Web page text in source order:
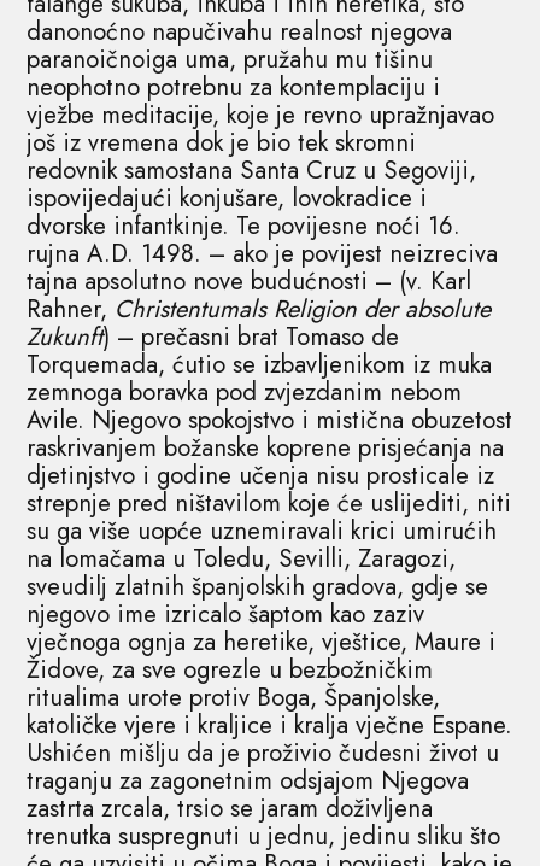
danonoćno napučivahu realnost njegova
paranoičnoiga uma, pružahu mu tišinu
neophotno potrebnu za kontemplaciju i
vježbe meditacije, koje je revno upražnjavao
još iz vremena dok je bio tek skromni
redovnik samostana Santa Cruz u Segoviji,
ispovijedajući konjušare, lovokradice i
dvorske infantkinje. Te povijesne noći 16.
rujna A.D. 1498. – ako je povijest neizreciva
tajna apsolutno nove budućnosti – (v. Karl
Rahner, Christentumals Religion der absolute
Zukunft) – prečasni brat Tomaso de
Torquemada, ćutio se izbavljenikom iz muka
zemnoga boravka pod zvjezdanim nebom
Avile. Njegovo spokojstvo i mistična obuzetost
raskrivanjem božanske koprene prisjećanja na
djetinjstvo i godine učenja nisu prosticale iz
strepnje pred ništavilom koje će uslijediti, niti
su ga više uopće uznemiravali krici umirućih
na lomačama u Toledu, Sevilli, Zaragozi,
sveudilj zlatnih španjolskih gradova, gdje se
njegovo ime izricalo šaptom kao zaziv
vječnoga ognja za heretike, vještice, Maure i
Židove, za sve ogrezle u bezbožničkim
ritualima urote protiv Boga, Španjolske,
katoličke vjere i kraljice i kralja vječne Espane.
Ushićen mišlju da je proživio čudesni život u
traganju za zagonetnim odsjajom Njegova
zastrta zrcala, trsio se jaram doživljena
trenutka suspregnuti u jednu, jedinu sliku što